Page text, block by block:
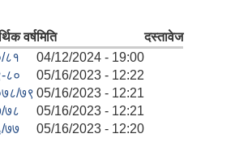
वर्षमिति दस्तावेज
८१ 04/12/2024 - 19:00
८० 05/16/2023 - 12:22
७९ 05/16/2023 - 12:21
७८ 05/16/2023 - 12:21
७७ 05/16/2023 - 12:20